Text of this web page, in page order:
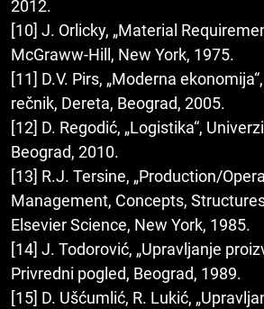
2012.
[10] J. Orlicky, „Material
McGraww-Hill, New York, 1975.
[11] D.V. Pirs, „Moderna
rečnik, Dereta, Beograd, 2005.
[12] D. Regodić, „Logistika“,
Beograd, 2010.
[13] R.J. Tersine, „Production/
Management, Concepts,
Elsevier Science, New York, 1985.
[14] J. Todorović, „Upravljanje
Privredni pogled, Beograd, 1989.
[15] D. Ušćumlić, R. Lukić,